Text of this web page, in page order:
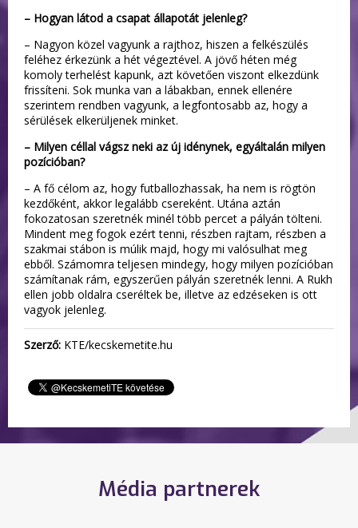
– Hogyan látod a csapat állapotát jelenleg?
– Nagyon közel vagyunk a rajthoz, hiszen a felkészülés
feléhez érkezünk a hét végeztével. A jövő héten még
komoly terhelést kapunk, azt követően viszont elkezdünk
frissíteni. Sok munka van a lábakban, ennek ellenére
szerintem rendben vagyunk, a legfontosabb az, hogy a
sérülések elkerüljenek minket.
– Milyen céllal vágsz neki az új idénynek, egyáltalán milyen
pozícióban?
– A fő célom az, hogy futballozhassak, ha nem is rögtön
kezdőként, akkor legalább csereként. Utána aztán
fokozatosan szeretnék minél több percet a pályán tölteni.
Mindent meg fogok ezért tenni, részben rajtam, részben a
szakmai stábon is múlik majd, hogy mi valósulhat meg
ebből. Számomra teljesen mindegy, hogy milyen pozícióban
számítanak rám, egyszerűen pályán szeretnék lenni. A Rukh
ellen jobb oldalra cseréltek be, illetve az edzéseken is ott
vagyok jelenleg.
Szerző: KTE/kecskemetite.hu
Média partnerek